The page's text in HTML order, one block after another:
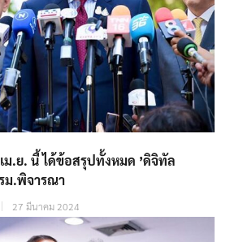
ม.ย. นี้ ได้ข้อสรุปทั้งหมด ’ดิจิทัล
ม.พิจารณา
27 มีนาคม 2024